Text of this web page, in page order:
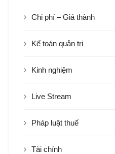
Chi phí – Giá thành
Kế toán quản trị
Kinh nghiệm
Live Stream
Pháp luật thuế
Tài chính